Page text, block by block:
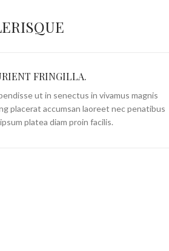
FRINGILLA.
ut in senectus in vivamus magnis
placerat accumsan laoreet nec penatibus
platea diam proin facilis.